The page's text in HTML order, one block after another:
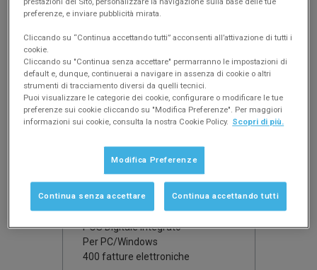
Gestione clienti e fornitori
Prima nota cassa
Easyfatt
Professional
Per liberi professionisti, artigiani e
piccole attività
PROVA EASYFATT
GRATIS ORA
Licenza 12 mesi monoutente
Fatturazione Elettronica
POS Digitale integrato
Per PC/Windows
400 fatture elettroniche
preferenze, e inviare pubblicità mirata.
Cliccando su “Continua accettando tutti” acconsenti all’attivazione di tutti i
cookie.
Cliccando su "Continua senza accettare" permarranno le impostazioni di
default e, dunque, continuerai a navigare in assenza di cookie o altri
strumenti di tracciamento diversi da quelli tecnici.
Puoi visualizzare le categorie dei cookie, configurare o modificare le tue
preferenze sui cookie cliccando su "Modifica Preferenze". Per maggiori
informazioni sui cookie, consulta la nostra Cookie Policy. Scopri di più.
Modifica Preferenze
Continua senza accettare Continua accettando tutti